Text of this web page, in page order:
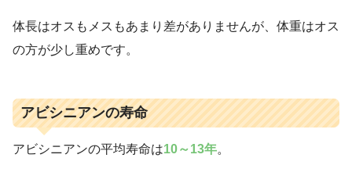
体長はオスもメスもあまり差がありませんが、体重はオス
の方が少し重めです。
アビシニアンの寿命
アビシニアンの平均寿命は10～13年。